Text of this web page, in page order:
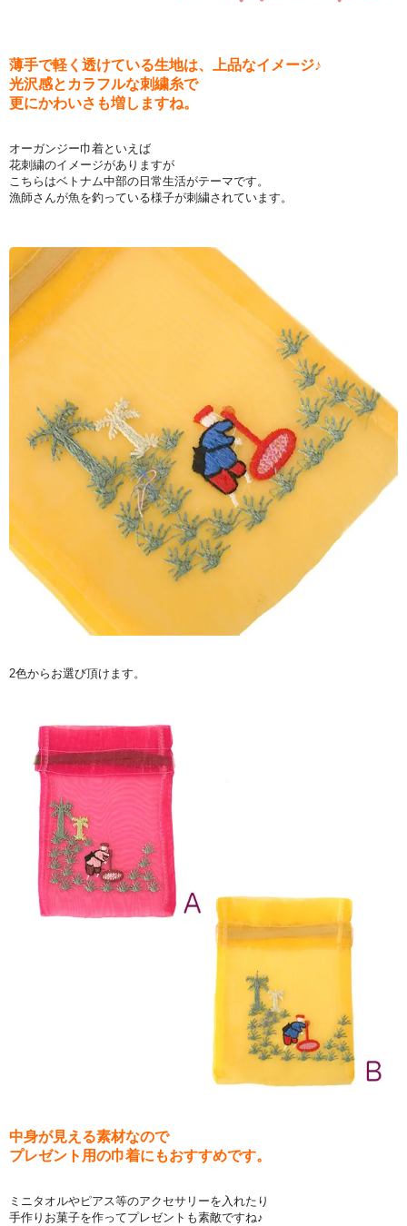
薄手で軽く透けている生地は、上品なイメージ♪
光沢感とカラフルな刺繍糸で
更にかわいさも増しますね。
オーガンジー巾着といえば
花刺繍のイメージがありますが
こちらはベトナム中部の日常生活がテーマです。
漁師さんが魚を釣っている様子が刺繍されています。
2色からお選び頂けます。
中身が見える素材なので
プレゼント用の巾着にもおすすめです。
ミニタオルやピアス等のアクセサリーを入れたり
手作りお菓子を作ってプレゼントも素敵ですね♪